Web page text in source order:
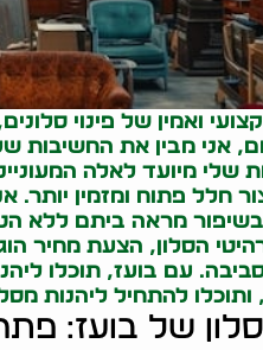
ואמין של פינוי
אני מבין את החשיבות
שלי מיועד לאלה
חלל פתוח ומזמין יותר.
מראה ביתם ללא
הסלון, הצעת מחיר
עם בועז, תוכלו
להתחיל ליהנות
של בועז: